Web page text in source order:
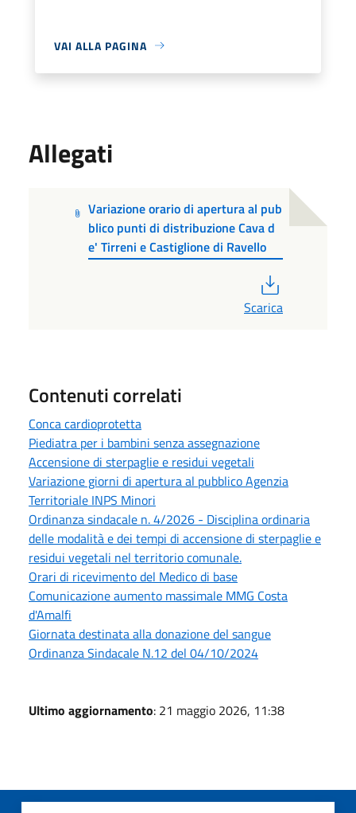
VAI ALLA PAGINA
Allegati
Variazione orario di apertura al pub
blico punti di distribuzione Cava d
e' Tirreni e Castiglione di Ravello
Scarica
Contenuti correlati
Conca cardioprotetta
Piediatra per i bambini senza assegnazione
Accensione di sterpaglie e residui vegetali
Variazione giorni di apertura al pubblico Agenzia
Territoriale INPS Minori
Ordinanza sindacale n. 4/2026 - Disciplina ordinaria
delle modalità e dei tempi di accensione di sterpaglie e
residui vegetali nel territorio comunale.
Orari di ricevimento del Medico di base
Comunicazione aumento massimale MMG Costa
d'Amalfi
Giornata destinata alla donazione del sangue
Ordinanza Sindacale N.12 del 04/10/2024
Ultimo aggiornamento: 21 maggio 2026, 11:38